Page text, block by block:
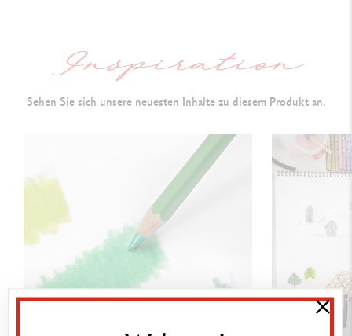
Bruchfestigkeit
Durchmesser: 2.95 mm
ermöglicht eine klare und präzise
Strichführung
Ausserordentliche Lichtbeständigkeit
Hohe Pigmentkonzentration
Sehen Sie sich unsere neuesten Inhalte zu diesem Produkt an.